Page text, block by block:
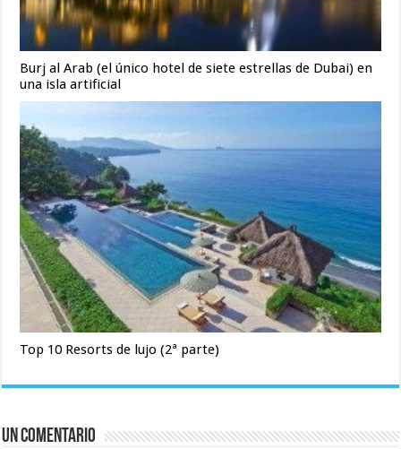
Burj al Arab (el único hotel de siete estrellas de Dubai) en
una isla artificial
Top 10 Resorts de lujo (2ª parte)
Un comentario